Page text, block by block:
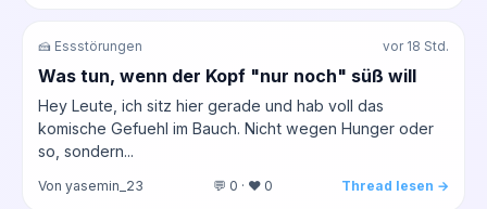
🍰 Essstörungen vor 18 Std.
Was tun, wenn der Kopf "nur noch" süß will
Hey Leute, ich sitz hier gerade und hab voll das
komische Gefuehl im Bauch. Nicht wegen Hunger oder
so, sondern...
Von yasemin_23 💬 0 · ❤️ 0 Thread lesen →